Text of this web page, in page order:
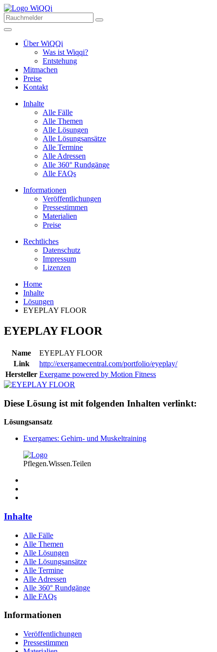
Über WiQQi
Was ist Wiqqi?
Entstehung
Mitmachen
Preise
Kontakt
Inhalte
Alle Fälle
Alle Themen
Alle Lösungen
Alle Lösungsansätze
Alle Termine
Alle Adressen
Alle 360° Rundgänge
Alle FAQs
Informationen
Veröffentlichungen
Pressestimmen
Materialien
Preise
Rechtliches
Datenschutz
Impressum
Lizenzen
Home
Inhalte
Lösungen
EYEPLAY FLOOR
EYEPLAY FLOOR
Name
EYEPLAY FLOOR
Link
http://exergamecentral.com/portfolio/eyeplay/
Hersteller Exergame powered by Motion Fitness
Diese Lösung ist mit folgenden Inhalten verlinkt:
Lösungsansatz
Exergames: Gehirn- und Muskeltraining
Pflegen.Wissen.Teilen
Inhalte
Alle Fälle
Alle Themen
Alle Lösungen
Alle Lösungsansätze
Alle Termine
Alle Adressen
Alle 360° Rundgänge
Alle FAQs
Informationen
Veröffentlichungen
Pressestimmen